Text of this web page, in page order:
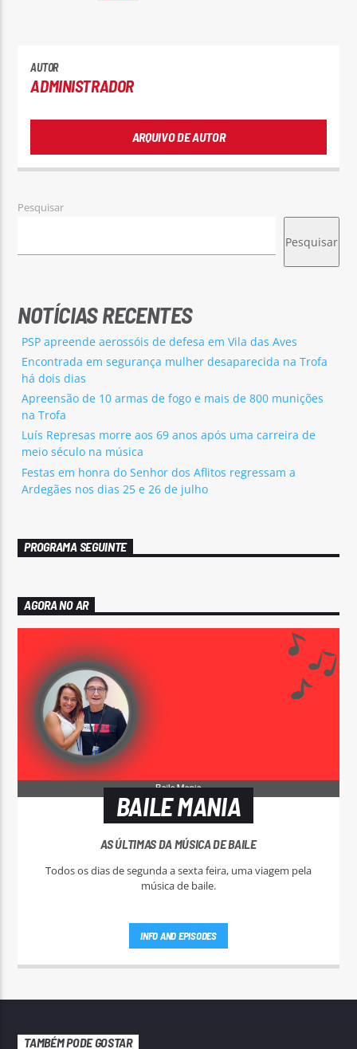
AUTOR
ADMINISTRADOR
ARQUIVO DE AUTOR
Pesquisar
Pesquisar
NOTÍCIAS RECENTES
PSP apreende aerossóis de defesa em Vila das Aves
Encontrada em segurança mulher desaparecida na Trofa
há dois dias
Apreensão de 10 armas de fogo e mais de 800 munições
na Trofa
Luís Represas morre aos 69 anos após uma carreira de
meio século na música
Festas em honra do Senhor dos Aflitos regressam a
Ardegães nos dias 25 e 26 de julho
PROGRAMA SEGUINTE
AGORA NO AR
BAILE MANIA
AS ÚLTIMAS DA MÚSICA DE BAILE
Todos os dias de segunda a sexta feira, uma viagem pela
música de baile.
INFO AND EPISODES
TAMBÉM PODE GOSTAR